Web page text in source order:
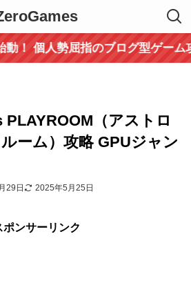
個人勢屈指のブログ型ゲーム攻
PLAYROOM（アストロ
ーム）攻略 GPUジャン
29日 2025年5月25日
ポンサーリンク